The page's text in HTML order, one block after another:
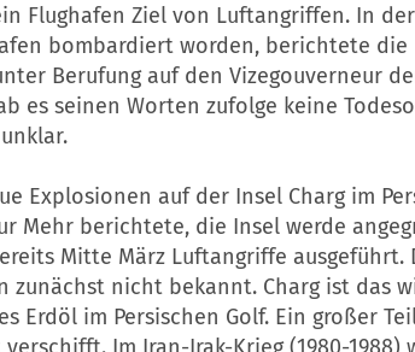
Flughafen Ziel von Luftangriffen. In
bombardiert worden, berichtete die
Berufung auf den Vizegouverneur
es seinen Worten zufolge keine
Explosionen auf der Insel Charg im
Mehr berichtete, die Insel werde
Mitte März Luftangriffe ausgeführt.
zunächst nicht bekannt. Charg ist das
Erdöl im Persischen Golf. Ein großer
Im Iran-Irak-Krieg(1980-1988)